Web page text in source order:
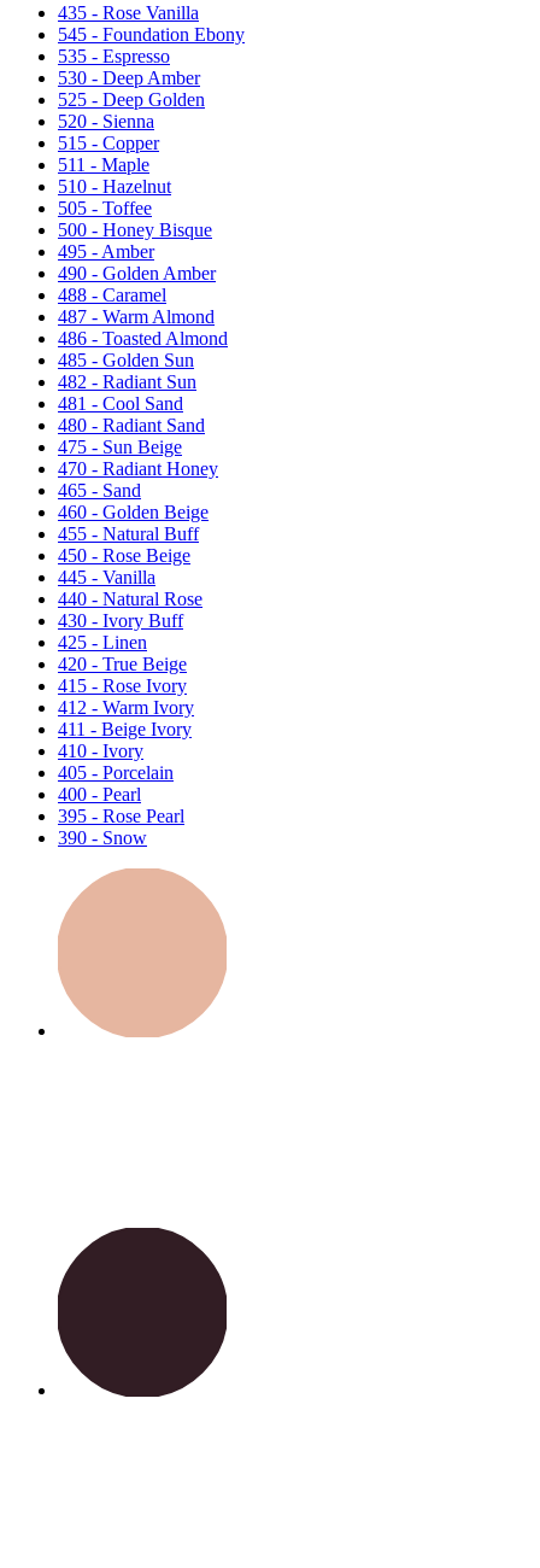
435 - Rose Vanilla
545 - Foundation Ebony
535 - Espresso
530 - Deep Amber
525 - Deep Golden
520 - Sienna
515 - Copper
511 - Maple
510 - Hazelnut
505 - Toffee
500 - Honey Bisque
495 - Amber
490 - Golden Amber
488 - Caramel
487 - Warm Almond
486 - Toasted Almond
485 - Golden Sun
482 - Radiant Sun
481 - Cool Sand
480 - Radiant Sand
475 - Sun Beige
470 - Radiant Honey
465 - Sand
460 - Golden Beige
455 - Natural Buff
450 - Rose Beige
445 - Vanilla
440 - Natural Rose
430 - Ivory Buff
425 - Linen
420 - True Beige
415 - Rose Ivory
412 - Warm Ivory
411 - Beige Ivory
410 - Ivory
405 - Porcelain
400 - Pearl
395 - Rose Pearl
390 - Snow